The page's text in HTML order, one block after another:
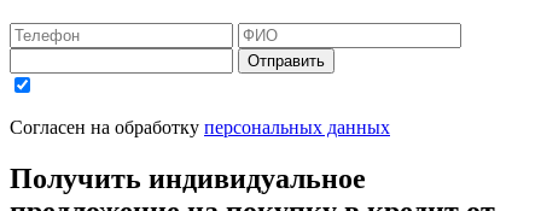
Отправить
Согласен на обработку персональных данных
Получить индивидуальное